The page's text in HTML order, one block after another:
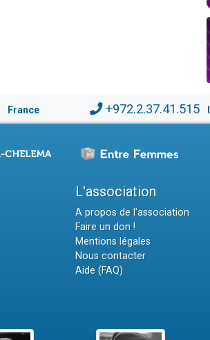
France +972.2.37.41.515
L'association
A propos de l'association
Faire un don !
Mentions légales
Nous contacter
Aide (FAQ)